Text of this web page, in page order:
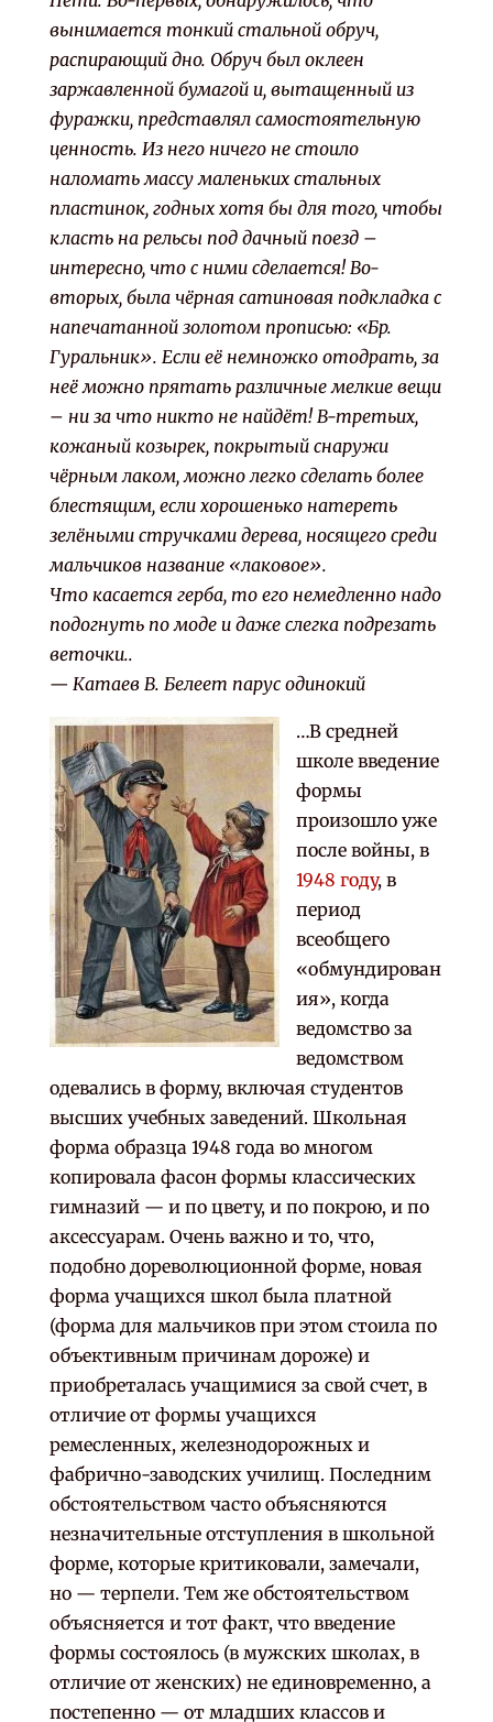
вынимается тонкий стальной обруч,
распирающий дно. Обруч был оклеен
заржавленной бумагой и, вытащенный из
фуражки, представлял самостоятельную
ценность. Из него ничего не стоило
наломать массу маленьких стальных
пластинок, годных хотя бы для того, чтобы
класть на рельсы под дачный поезд –
интересно, что с ними сделается! Во-
вторых, была чёрная сатиновая подкладка с
напечатанной золотом прописью: «Бр.
Гуральник». Если её немножко отодрать, за
неё можно прятать различные мелкие вещи
– ни за что никто не найдёт! В-третьих,
кожаный козырек, покрытый снаружи
чёрным лаком, можно легко сделать более
блестящим, если хорошенько натереть
зелёными стручками дерева, носящего среди
мальчиков название «лаковое».
Что касается герба, то его немедленно надо
подогнуть по моде и даже слегка подрезать
веточки..
— Катаев В. Белеет парус одинокий
…В средней
школе введение
формы
произошло уже
после войны, в
1948 году, в
период
всеобщего
«обмундирован
ия», когда
ведомство за
ведомством
одевались в форму, включая студентов
высших учебных заведений. Школьная
форма образца 1948 года во многом
копировала фасон формы классических
гимназий — и по цвету, и по покрою, и по
аксессуарам. Очень важно и то, что,
подобно дореволюционной форме, новая
форма учащихся школ была платной
(форма для мальчиков при этом стоила по
объективным причинам дороже) и
приобреталась учащимися за свой счет, в
отличие от формы учащихся
ремесленных, железнодорожных и
фабрично-заводских училищ. Последним
обстоятельством часто объясняются
незначительные отступления в школьной
форме, которые критиковали, замечали,
но — терпели. Тем же обстоятельством
объясняется и тот факт, что введение
формы состоялось (в мужских школах, в
отличие от женских) не единовременно, а
постепенно — от младших классов и